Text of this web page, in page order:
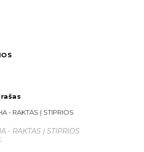
- RAKTAS Į STIPRIOS